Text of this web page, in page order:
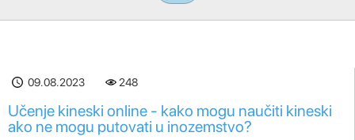
09.08.2023 248
Učenje kineski online - kako mogu naučiti kineski
ako ne mogu putovati u inozemstvo?